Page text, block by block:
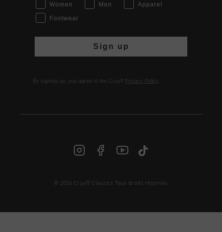
FR | € EUR
Women Men
Apparel
Footwear
Sign up
By signing up, you agree to the Cruyff Privacy Policy
© 2026 Cruyff Classics Tous droits réservés